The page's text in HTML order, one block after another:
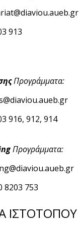
913
Προγράμματα:
916, 912, 914
Προγράμματα:
8203 753
ΙΣΤΟΤΟΠΟΥ